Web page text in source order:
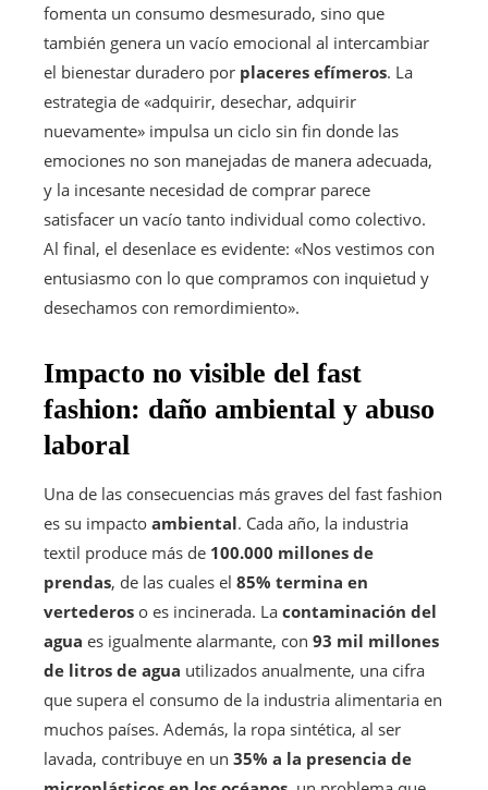
fomenta un consumo desmesurado, sino que
también genera un vacío emocional al intercambiar
el bienestar duradero por placeres efímeros. La
estrategia de «adquirir, desechar, adquirir
nuevamente» impulsa un ciclo sin fin donde las
emociones no son manejadas de manera adecuada,
y la incesante necesidad de comprar parece
satisfacer un vacío tanto individual como colectivo.
Al final, el desenlace es evidente: «Nos vestimos con
entusiasmo con lo que compramos con inquietud y
desechamos con remordimiento».
Impacto no visible del fast
fashion: daño ambiental y abuso
laboral
Una de las consecuencias más graves del fast fashion
es su impacto ambiental. Cada año, la industria
textil produce más de 100.000 millones de
prendas, de las cuales el 85% termina en
vertederos o es incinerada. La contaminación del
agua es igualmente alarmante, con 93 mil millones
de litros de agua utilizados anualmente, una cifra
que supera el consumo de la industria alimentaria en
muchos países. Además, la ropa sintética, al ser
lavada, contribuye en un 35% a la presencia de